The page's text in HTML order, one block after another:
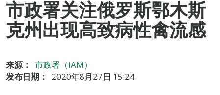
市政署关注俄罗斯鄂木斯
克州出现高致病性禽流感
来源：
市政署（IAM）
发布日期：
2020年8月27日 15:24